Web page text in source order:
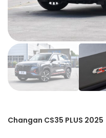
Changan CS35 PLUS 2025